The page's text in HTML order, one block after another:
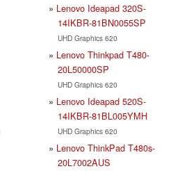
Lenovo Ideapad 320S-
14IKBR-81BN0055SP
UHD Graphics 620
Lenovo Thinkpad T480-
20L50000SP
UHD Graphics 620
Lenovo Ideapad 520S-
14IKBR-81BL005YMH
UHD Graphics 620
Lenovo ThinkPad T480s-
20L7002AUS